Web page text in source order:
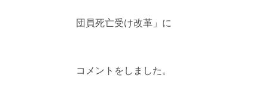
団員死亡受け改革」に
コメントをしました。